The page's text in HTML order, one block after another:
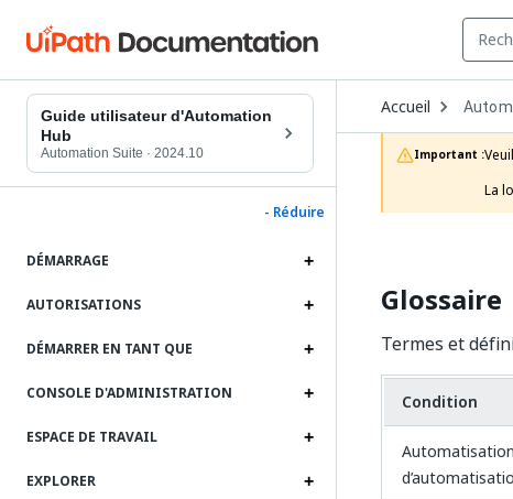
Guide utilisateur d'Automation
Hub
Automation Suite · 2024.10
- Réduire
DÉMARRAGE
AUTORISATIONS
DÉMARRER EN TANT QUE
CONSOLE D'ADMINISTRATION
ESPACE DE TRAVAIL
EXPLORER
Accueil Open
to
choose
product
Important :
La
Glossaire
Termes et
Condition